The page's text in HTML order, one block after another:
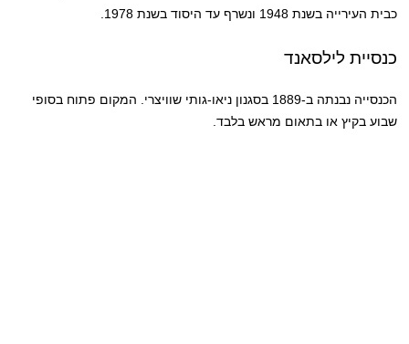
כבית העירייה בשנת 1948 ונשרף עד היסוד בשנת 1978.
כנסיית לילסאנד
הכנסייה נבנתה ב-1889 בסגנון ניאו-גותי שוויצרי. המקום פתוח בסופי
שבוע בקיץ או בתאום מראש בלבד.